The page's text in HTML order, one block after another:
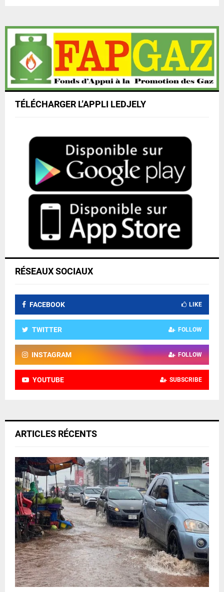
TÉLÉCHARGER L’APPLI LEDJELY
RÉSEAUX SOCIAUX
FACEBOOK LIKE
TWITTER FOLLOW
INSTAGRAM FOLLOW
YOUTUBE SUBSCRIBE
ARTICLES RÉCENTS